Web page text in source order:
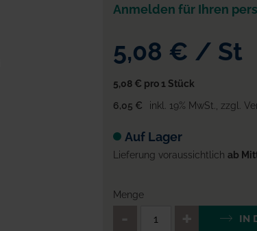
Anmelden für Ihren
5,08 € / St
5,08 € pro 1 Stück
6,05 €
inkl. 19% MwSt. zzgl.
Auf Lager
Lieferung voraussichtlich ab
Menge
IN